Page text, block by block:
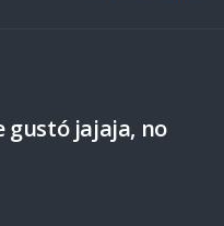
gustó jajaja, no